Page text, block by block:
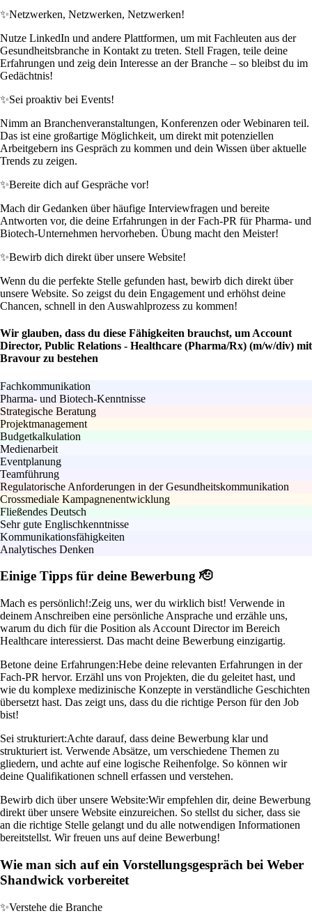
✨Netzwerken, Netzwerken, Netzwerken!
Nutze LinkedIn und andere Plattformen, um mit Fachleuten aus der
Gesundheitsbranche in Kontakt zu treten. Stell Fragen, teile deine
Erfahrungen und zeig dein Interesse an der Branche – so bleibst du im
Gedächtnis!
✨Sei proaktiv bei Events!
Nimm an Branchenveranstaltungen, Konferenzen oder Webinaren teil.
Das ist eine großartige Möglichkeit, um direkt mit potenziellen
Arbeitgebern ins Gespräch zu kommen und dein Wissen über aktuelle
Trends zu zeigen.
✨Bereite dich auf Gespräche vor!
Mach dir Gedanken über häufige Interviewfragen und bereite
Antworten vor, die deine Erfahrungen in der Fach-PR für Pharma- und
Biotech-Unternehmen hervorheben. Übung macht den Meister!
✨Bewirb dich direkt über unsere Website!
Wenn du die perfekte Stelle gefunden hast, bewirb dich direkt über
unsere Website. So zeigst du dein Engagement und erhöhst deine
Chancen, schnell in den Auswahlprozess zu kommen!
Wir glauben, dass du diese Fähigkeiten brauchst, um Account
Director, Public Relations - Healthcare (Pharma/Rx) (m/w/div) mit
Bravour zu bestehen
Fachkommunikation
Pharma- und Biotech-Kenntnisse
Strategische Beratung
Projektmanagement
Budgetkalkulation
Medienarbeit
Eventplanung
Teamführung
Regulatorische Anforderungen in der Gesundheitskommunikation
Crossmediale Kampagnenentwicklung
Fließendes Deutsch
Sehr gute Englischkenntnisse
Kommunikationsfähigkeiten
Analytisches Denken
Einige Tipps für deine Bewerbung 🫡
Mach es persönlich!:Zeig uns, wer du wirklich bist! Verwende in
deinem Anschreiben eine persönliche Ansprache und erzähle uns,
warum du dich für die Position als Account Director im Bereich
Healthcare interessierst. Das macht deine Bewerbung einzigartig.
Betone deine Erfahrungen:Hebe deine relevanten Erfahrungen in der
Fach-PR hervor. Erzähl uns von Projekten, die du geleitet hast, und
wie du komplexe medizinische Konzepte in verständliche Geschichten
übersetzt hast. Das zeigt uns, dass du die richtige Person für den Job
bist!
Sei strukturiert:Achte darauf, dass deine Bewerbung klar und
strukturiert ist. Verwende Absätze, um verschiedene Themen zu
gliedern, und achte auf eine logische Reihenfolge. So können wir
deine Qualifikationen schnell erfassen und verstehen.
Bewirb dich über unsere Website:Wir empfehlen dir, deine Bewerbung
direkt über unsere Website einzureichen. So stellst du sicher, dass sie
an die richtige Stelle gelangt und du alle notwendigen Informationen
bereitstellst. Wir freuen uns auf deine Bewerbung!
Wie man sich auf ein Vorstellungsgespräch bei Weber
Shandwick vorbereitet
✨Verstehe die Branche